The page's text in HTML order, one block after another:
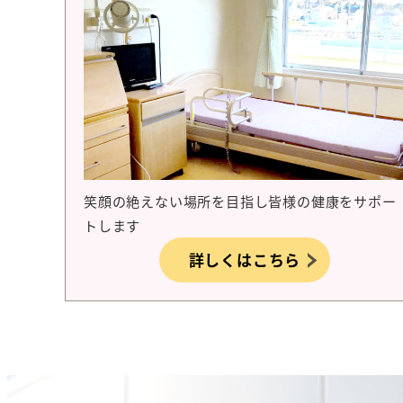
笑顔の絶えない場所を目指し皆様の健康をサポー
トします
詳しくはこちら